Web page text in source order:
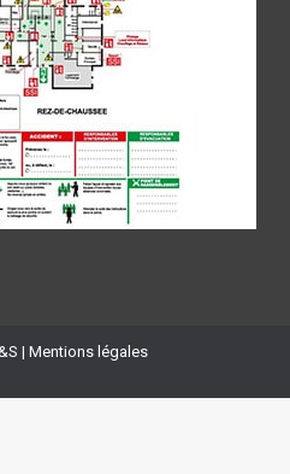
| Mentions légales